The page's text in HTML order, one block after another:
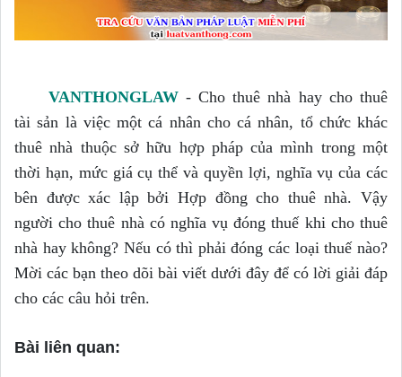
VANTHONGLAW-Cho thuê nhà hay cho thuê
tài sản là việc một cá nhân cho cá nhân, tổ chức khác
thuê nhà thuộc sở hữu hợp pháp của mình trong một
thời hạn, mức giá cụ thể và quyền lợi, nghĩa vụ của các
bên được xác lập bởi Hợp đồng cho thuê nhà. Vậy
người cho thuê nhà có nghĩa vụ đóng thuế khi cho thuê
nhà hay không? Nếu có thì phải đóng các loại thuế nào?
Mời các bạn theo dõi bài viết dưới đây để có lời giải đáp
cho các câu hỏi trên.
Bài liên quan: